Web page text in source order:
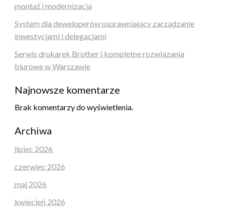
montaż i modernizacja
System dla deweloperów usprawniający zarządzanie
inwestycjami i delegacjami
Serwis drukarek Brother i kompletne rozwiązania
biurowe w Warszawie
Najnowsze komentarze
Brak komentarzy do wyświetlenia.
Archiwa
lipiec 2026
czerwiec 2026
maj 2026
kwiecień 2026